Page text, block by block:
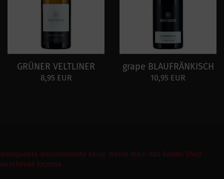
GRÜNER VELTLINER
8,95 EUR
grape BLAUFRÄNKISCH
10,95 EUR
Weinpakete Weinmomente Keine Weine Wein Abo Events Shop
Geschenke Express